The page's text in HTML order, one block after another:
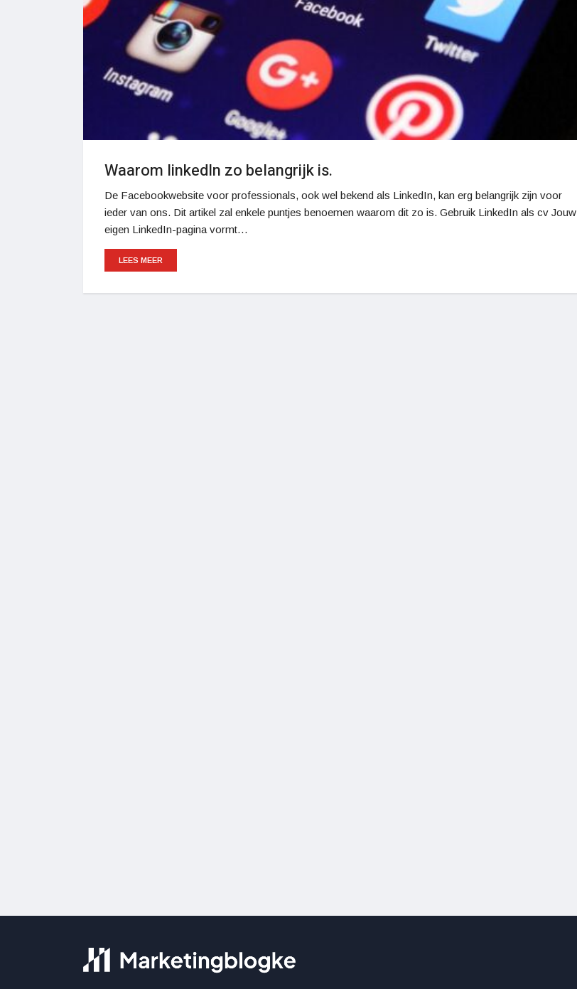
Waarom linkedIn zo belangrijk is.
De Facebookwebsite voor professionals, ook wel bekend als LinkedIn, kan erg belangrijk zijn voor
ieder van ons. Dit artikel zal enkele puntjes benoemen waarom dit zo is. Gebruik LinkedIn als cv Jouw
eigen LinkedIn-pagina vormt…
LEES MEER